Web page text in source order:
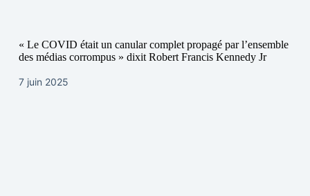
« Le COVID était un canular complet propagé par l’ensemble
des médias corrompus » dixit Robert Francis Kennedy Jr
7 juin 2025